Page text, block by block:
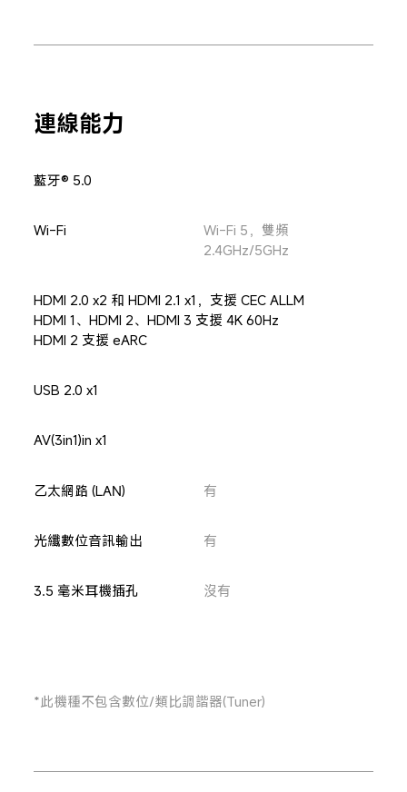
連線能力
藍牙® 5.0
Wi-Fi
Wi-Fi 5，雙頻
2.4GHz/5GHz
HDMI 2.0 x2 和 HDMI 2.1 x1，支援 CEC ALLM
HDMI 1、HDMI 2、HDMI 3 支援 4K 60Hz
HDMI 2 支援 eARC
USB 2.0 x1
AV(3in1)in x1
乙太網路 (LAN) 有
光纖數位音訊輸出 有
3.5 毫米耳機插孔 沒有
*此機種不包含數位/類比調諧器(Tuner)